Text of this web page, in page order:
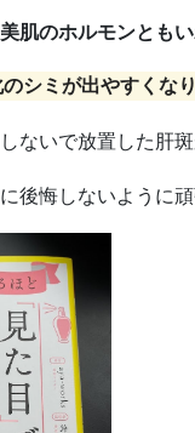
肌のホルモンとも
シミが出やすくな
ないで放置した肝
後悔しないように